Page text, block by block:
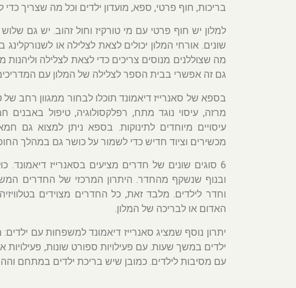
בריכות, חוף פרטי, ספא, מועדון ילדים וכל מה שצריך
למלון יש חוף פרטי עם מי טורקיז וחול זהוב. יש גם
שונים. אורחי המלון יכולים לצאת לצלילה או
מה שצוללנים מנוסים צריכים כדי לצאת לצלילה
גם זה אפשרי בבית הספר לצלילה של המלון עם
בספא של סאנרייז דיאמונד תוכלו לבחור ממגוון רחב של
מרזה, עיסוי נוגד מתח, רפלקסולוגיה, טיפול באבנים
עיסויים מיוחדים לתינוקות. בספא ניתן למצוא גם
מכשירים וציוד חדיש כדי לשמור על כושר גם במהלך
ובנוף שנשקף מהחדר. היתרון המרכזי של החדרים
וחדר לילדים. מלבד זאת, כל החדרים מצוידים
האדום או לבריכה של המלון.
יתרון נוסף שמציג סאנרייז דיאמונד למשפחות עם
ילדים במשך שעות. עם פעילויות ספורט שונות, פעילויות
עם מסיבות לילדים. כמובן שיש בריכת ילדים במתחם